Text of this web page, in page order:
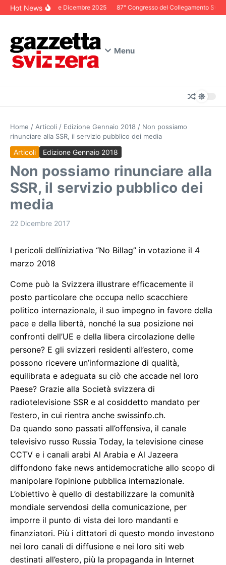
Salta al contenuto
Hot NewsEditoriale Dicembre 2025 87° Congresso del Collegamento
Menu
Home / Articoli / Edizione Gennaio 2018 / Non possiamo
rinunciare alla SSR, il servizio pubblico dei media
Articoli Edizione Gennaio 2018
Non possiamo rinunciare alla
SSR, il servizio pubblico dei
media
22 Dicembre 2017
I pericoli dellïniziativa “No Billag” in votazione il 4
marzo 2018
Come può la Svizzera illustrare efficacemente il
posto particolare che occupa nello scacchiere
politico internazionale, il suo impegno in favore della
pace e della libertà, nonché la sua posizione nei
confronti dell’UE e della libera circolazione delle
persone? E gli svizzeri residenti all’estero, come
possono ricevere un’informazione di qualità,
equilibrata e adeguata su ciò che accade nel loro
Paese? Grazie alla Società svizzera di
radiotelevisione SSR e al cosiddetto mandato per
l’estero, in cui rientra anche swissinfo.ch.
Da quando sono passati all’offensiva, il canale
televisivo russo Russia Today, la televisione cinese
CCTV e i canali arabi Al Arabia e Al Jazeera
diffondono fake news antidemocratiche allo scopo di
manipolare l’opinione pubblica internazionale.
L’obiettivo è quello di destabilizzare la comunità
mondiale servendosi della comunicazione, per
imporre il punto di vista dei loro mandanti e
finanziatori. Più i dittatori di questo mondo investono
nei loro canali di diffusione e nei loro siti web
destinati all’estero, più la propaganda in Internet